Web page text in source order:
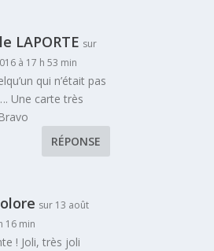
LAPORTE sur
à 17 h 53 min
qui n’était pas
Une carte très
RÉPONSE
sur 13 août
16 min
! Joli, très joli